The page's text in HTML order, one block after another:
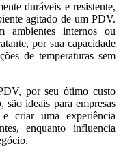
duráveis e resistente,
agitado de um PDV.
ambientes internos ou
por sua capacidade
de temperaturas sem
por seu ótimo custo
são ideais para empresas
criar uma experiência
enquanto influencia